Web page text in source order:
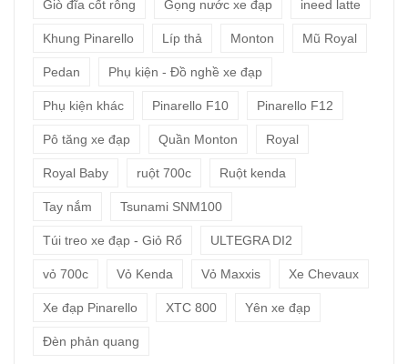
Giò đĩa cốt rỗng Gọng nước xe đạp ineed latte
Khung Pinarello Líp thả Monton Mũ Royal
Pedan Phụ kiện - Đồ nghề xe đạp
Phụ kiện khác Pinarello F10 Pinarello F12
Pô tăng xe đạp Quần Monton Royal
Royal Baby ruột 700c Ruột kenda
Tay nắm Tsunami SNM100
Túi treo xe đạp - Giỏ Rổ ULTEGRA DI2
vỏ 700c Vỏ Kenda Vỏ Maxxis Xe Chevaux
Xe đạp Pinarello XTC 800 Yên xe đạp
Đèn phản quang